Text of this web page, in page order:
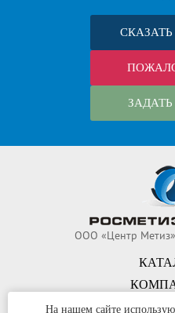
ООО «Центр
На нашем сайте